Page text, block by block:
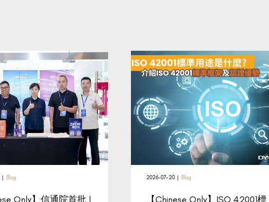
| Blog
Only】信通院首批 |
2026-07-20 | Blog
【Chinese Only】ISO 42001標